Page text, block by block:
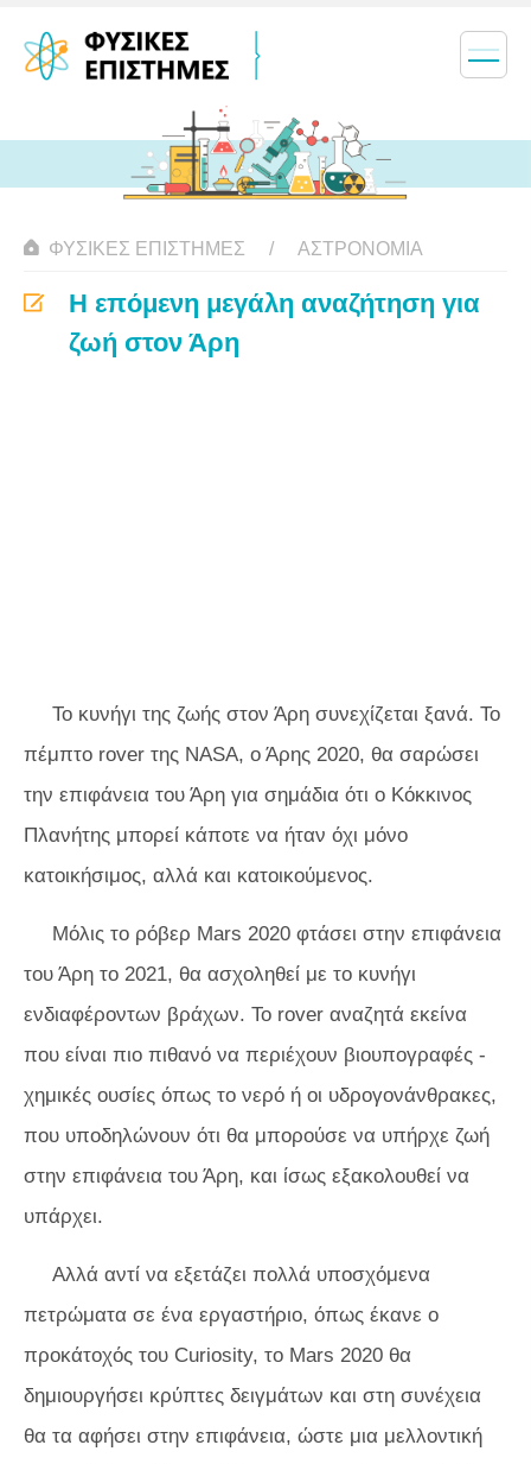
ΦΥΣΙΚΈΣ ΕΠΙΣΤΉΜΕΣ ΑΣΤΡΟΝΟΜΊΑ
Η επόμενη μεγάλη αναζήτηση για
ζωή στον Άρη
Το κυνήγι της ζωής στον Άρη συνεχίζεται ξανά. Το
πέμπτο rover της NASA, ο Άρης 2020, θα σαρώσει
την επιφάνεια του Άρη για σημάδια ότι ο Κόκκινος
Πλανήτης μπορεί κάποτε να ήταν όχι μόνο
κατοικήσιμος, αλλά και κατοικούμενος.
Μόλις το ρόβερ Mars 2020 φτάσει στην επιφάνεια
του Άρη το 2021, θα ασχοληθεί με το κυνήγι
ενδιαφέροντων βράχων. Το rover αναζητά εκείνα
που είναι πιο πιθανό να περιέχουν βιουπογραφές -
χημικές ουσίες όπως το νερό ή οι υδρογονάνθρακες,
που υποδηλώνουν ότι θα μπορούσε να υπήρχε ζωή
στην επιφάνεια του Άρη, και ίσως εξακολουθεί να
υπάρχει.
Αλλά αντί να εξετάζει πολλά υποσχόμενα
πετρώματα σε ένα εργαστήριο, όπως έκανε ο
προκάτοχός του Curiosity, το Mars 2020 θα
δημιουργήσει κρύπτες δειγμάτων και στη συνέχεια
θα τα αφήσει στην επιφάνεια, ώστε μια μελλοντική